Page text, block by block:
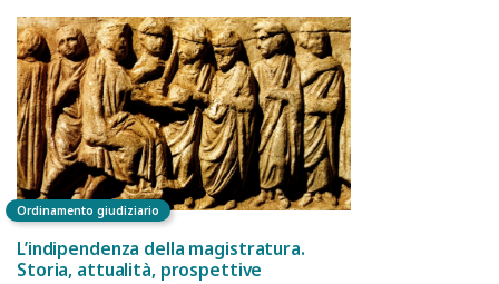
Ordinamento giudiziario
L’indipendenza della magistratura.
Storia, attualità, prospettive